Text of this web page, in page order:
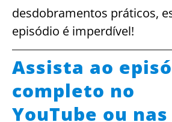
desdobramentos práticos,
episódio é imperdível!
Assista ao
completo no
YouTube ou nas